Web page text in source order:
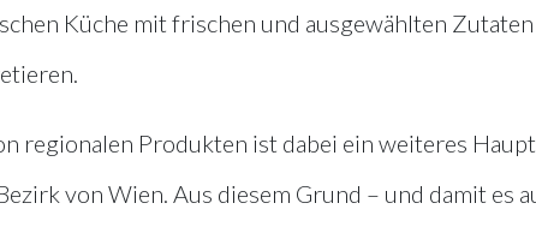
Küche mit frischen und ausgewählten
regionalen Produkten ist dabei ein weiteres
von Wien. Aus diesem Grund – und damit es